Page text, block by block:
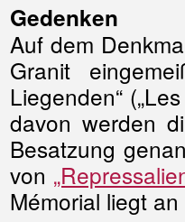
Gedenken
Auf dem
Granit
Liegenden“
davon werden
Besatzung
von
Mémorial liegt